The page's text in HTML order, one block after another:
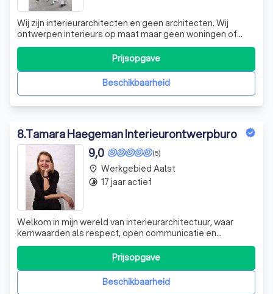
Wij zijn interieurarchitecten en geen architecten. Wij
ontwerpen interieurs op maat maar geen woningen of
aanbouwen of doen geen aanvragen bij de gemeentes.
Welkom bij ANSO Interieur, een kantoor die zich
specialiseert in het ontwerpen van leef- en
werkomgevingen voor zowel particulieren als prof
Beschikbaarheid
Prijsopgave
8.Tamara Haegeman Interieurontwerpburo
(5)
9,0
Welkom in mijn wereld van interieurarchitectuur, waar
kernwaarden als respect, open communicatie en
eerlijkheid de bouwstenen vormen van elke
esthetiek, functionaliteit en duurzaamheid om unieke
ruimtes te creëren die zowel de klant als de woning
Beschikbaarheid
Prijsopgave
place Werkgebied Aalst
timelapse 17 jaar actief